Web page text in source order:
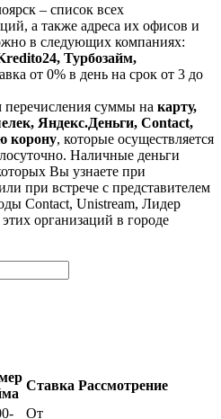
– список всех
а также адреса их офисов и
в следующих компаниях:
Турбозайм,
от 0% в день на срок от 3 до
суммы на карту,
Яндекс.Деньги, Contact,
корону, которые осуществляется
Наличные деньги
Вы узнаете при
при встрече с представителем
Contact, Unistream, Лидер
организаций в городе
Ставка Рассмотрение
От